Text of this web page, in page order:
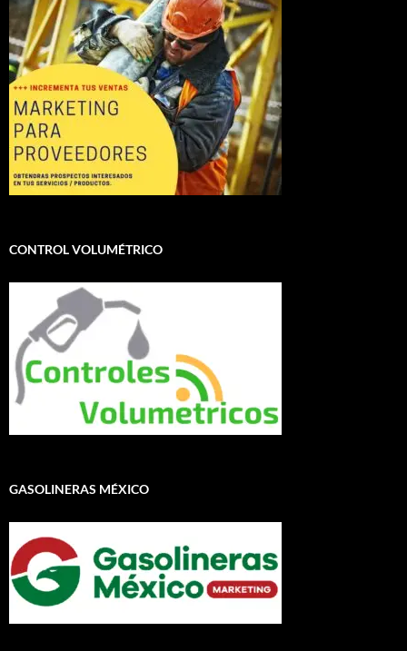
CONTROL VOLUMÉTRICO
GASOLINERAS MÉXICO